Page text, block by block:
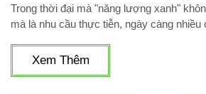
Trong thời đại mà "năng lượng xanh"
mà là nhu cầu thực tiễn, ngày càng nhiều
lượng mặt trời cho trang trại chăn nuôi.
Xem Thêm